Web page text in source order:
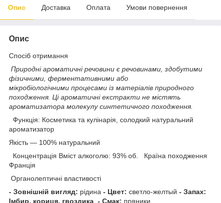
Опис Доставка Оплата Умови повернення
Опис
Спосіб отримання
Природні ароматичні речовини є речовинами, здобутими
фізичними, ферментативними або
мікробіологічними процесами із матеріалів природного
походження. Ці ароматичні екстракти не містять
ароматизатора молекулу синтетичного походження.
Функція: Косметика та кулінарія, солодкий натуральний
ароматизатор
Якість — 100% натуральний
Концентрація Вміст алкоголю: 93% об. Країна походження
Франція
Органолептичні властивості
- Зовнішній вигляд: рідина - Цвет: светло-желтый - Запах:
Імбир, кориця, гвоздика - Смак: пряники